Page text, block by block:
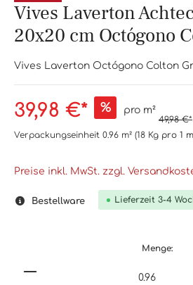
Vives Laverton
20x20 cm Octógono
Vives Laverton Octógono Colton
39,98 €* % pro m²
49,98 €*
Verpackungseinheit 0.96 m² (18 Kg pro 1
Preise inkl. MwSt. zzgl.
Bestellware Lieferzeit 3-4
Menge: